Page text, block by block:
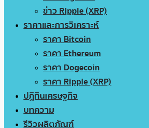
ข่าว Ripple (XRP)
ราคาและการวิเคราะห์
ราคา Bitcoin
ราคา Ethereum
ราคา Dogecoin
ราคา Ripple (XRP)
ปฏิทินเศรษฐกิจ
บทความ
รีวิวผลิตภัณฑ์